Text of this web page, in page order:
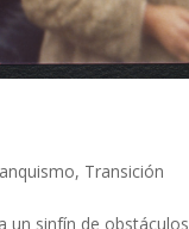
, Transición
un sinfín de